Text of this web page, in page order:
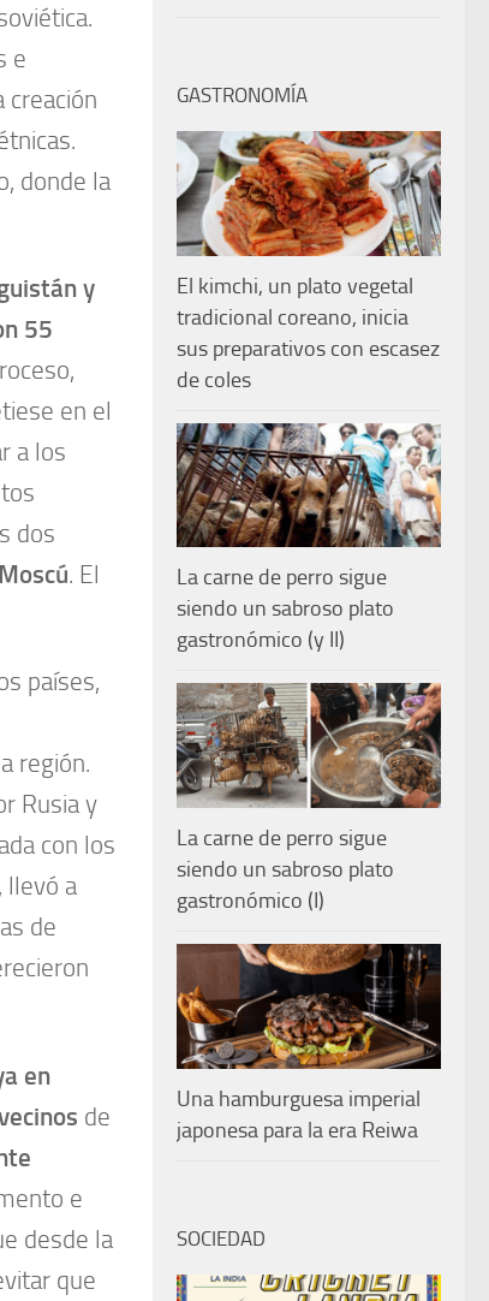
e
creación
donde la
y
55
en el
a los
dos
Moscú. El
países,
región.
Rusia y
con los
, llevó a
de
en
de
e
desde la
que
GASTRONOMÍA
El kimchi, un plato vegetal
tradicional coreano, inicia
sus preparativos con escasez
de coles
La carne de perro sigue
siendo un sabroso plato
gastronómico (y II)
La carne de perro sigue
siendo un sabroso plato
gastronómico (I)
Una hamburguesa imperial
japonesa para la era Reiwa
SOCIEDAD